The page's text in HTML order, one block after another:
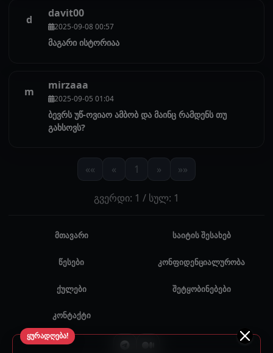
d davit00
2025-09-08 00:57
მაგარი ისტორიაა
m mirzaaa
2025-09-05 01:04
ბევრს უწ-ოვიაო ამბობ და მაინც რამდენს თუ
გახსოვს?
«« « 1 » »»
გვერდი: 1 / სულ: 1
ყურადღება!
მთავარი საიტის შესახებ
წესები კონფიდენციალურობა
ქულები შეტყობინებები
კონტაქტი